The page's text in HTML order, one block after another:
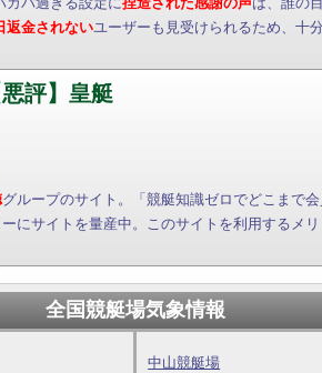
返金されないユーザーも見受けられるため、十
悪評】皇艇
グループのサイト。「競艇知識ゼロでどこまで
ーにサイトを量産中。このサイトを利用するメ
全国競艇場気象情報
中山競艇場